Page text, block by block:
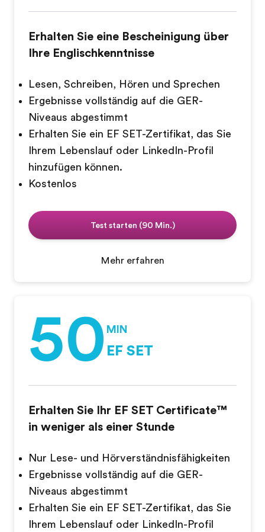
Erhalten Sie eine Bescheinigung über
Ihre Englischkenntnisse
Lesen, Schreiben, Hören und Sprechen
Ergebnisse vollständig auf die GER-
Niveaus abgestimmt
Erhalten Sie ein EF SET-Zertifikat, das Sie
Ihrem Lebenslauf oder LinkedIn-Profil
hinzufügen können.
Kostenlos
Test starten (90 Min.)
Mehr erfahren
50 MIN
EF SET
Erhalten Sie Ihr EF SET Certificate™
in weniger als einer Stunde
Nur Lese- und Hörverständnisfähigkeiten
Ergebnisse vollständig auf die GER-
Niveaus abgestimmt
Erhalten Sie ein EF SET-Zertifikat, das Sie
Ihrem Lebenslauf oder LinkedIn-Profil